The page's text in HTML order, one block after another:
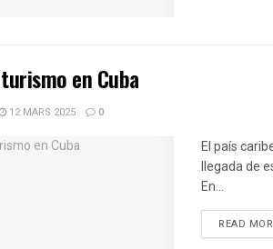
en Cuba
12 MARS 2025 0
El país
llegada de
En...
READ